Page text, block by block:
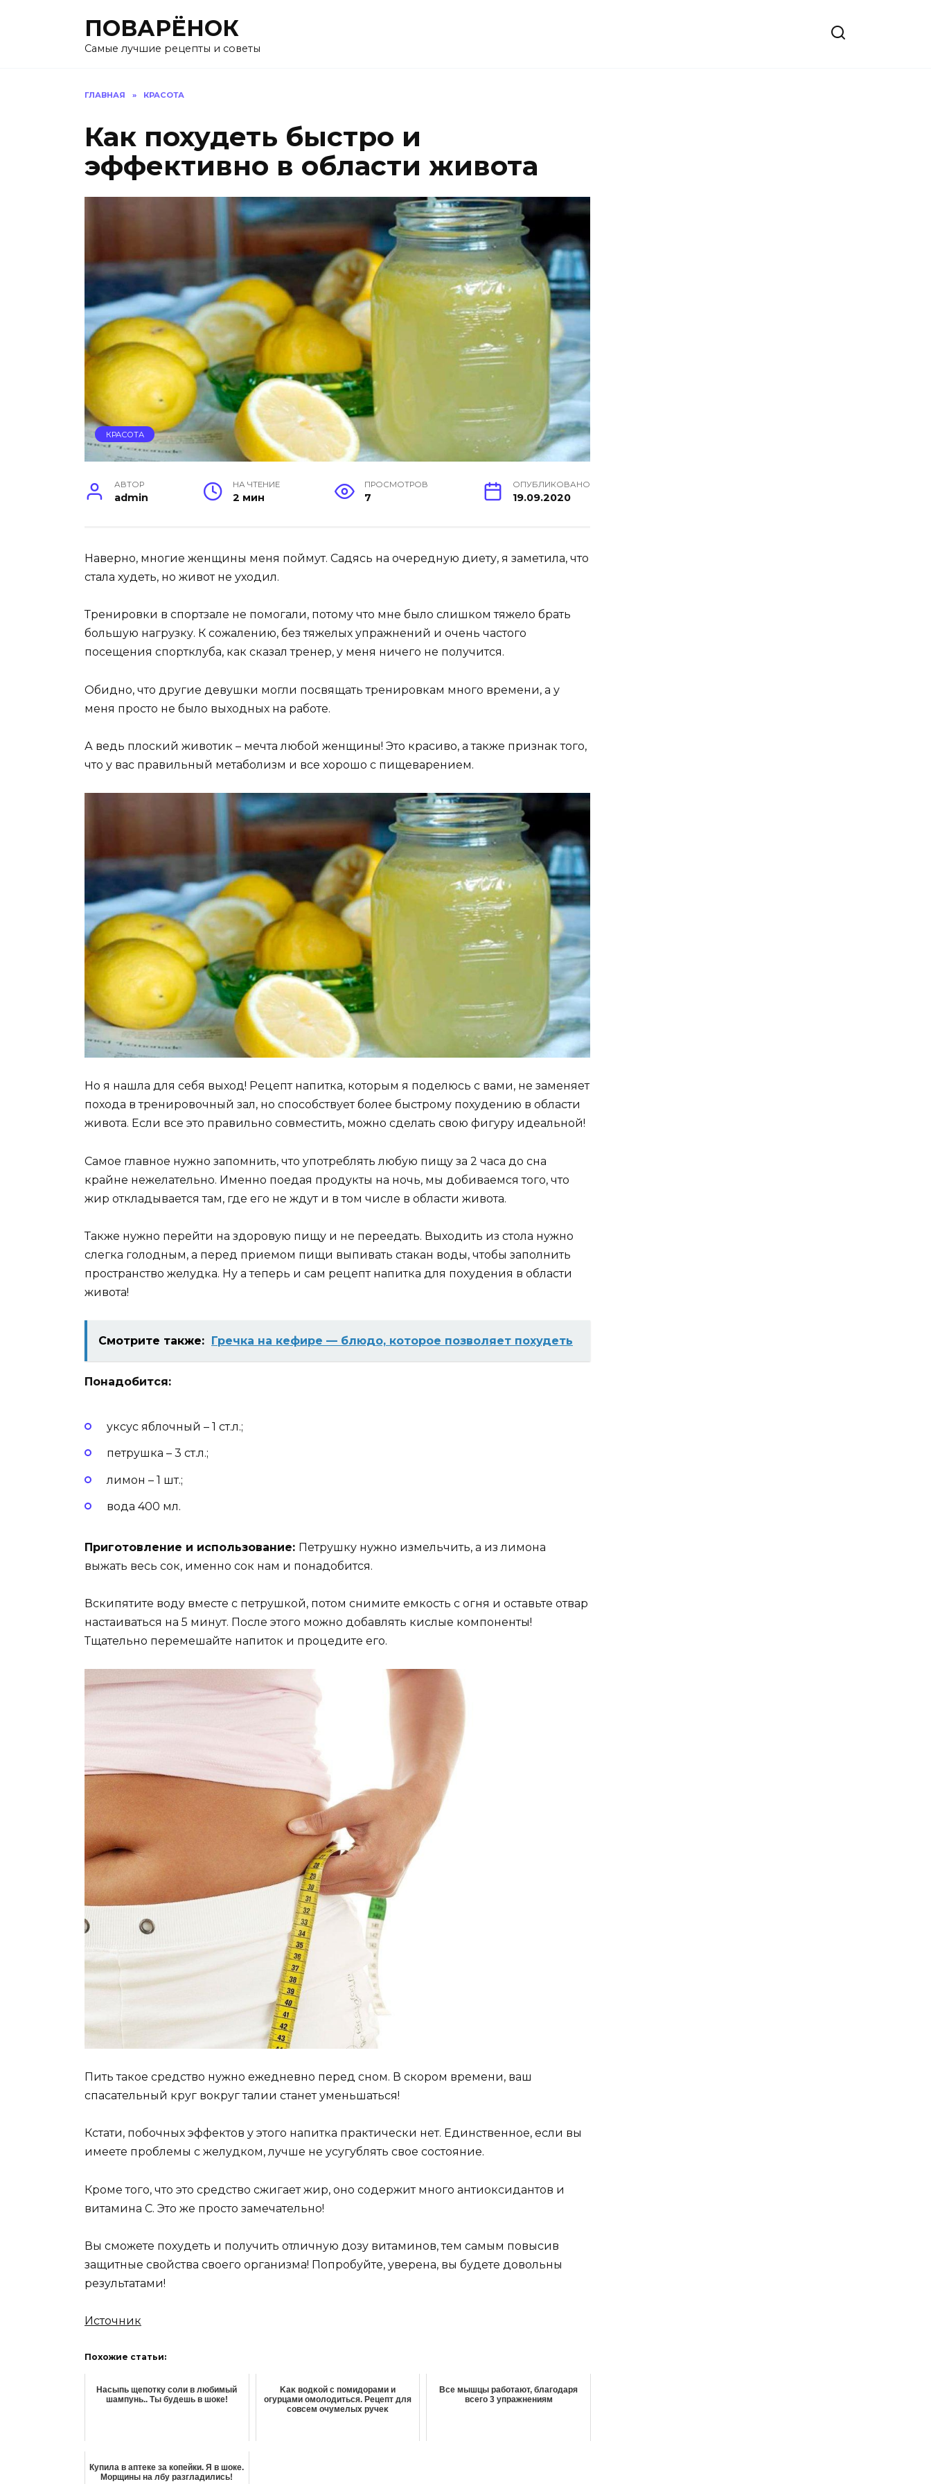
ПОВАРЁНОК
Самые лучшие рецепты и советы
ГЛАВНАЯ » КРАСОТА
Как похудеть быстро и
эффективно в области живота
КРАСОТА
АВТОР
admin
НА ЧТЕНИЕ
2 мин
ПРОСМОТРОВ
7
ОПУБЛИКОВАНО
19.09.2020
Наверно, многие женщины меня поймут. Садясь на очередную диету, я заметила, что
стала худеть, но живот не уходил.
Тренировки в спортзале не помогали, потому что мне было слишком тяжело брать
большую нагрузку. К сожалению, без тяжелых упражнений и очень частого
посещения спортклуба, как сказал тренер, у меня ничего не получится.
Обидно, что другие девушки могли посвящать тренировкам много времени, а у
меня просто не было выходных на работе.
А ведь плоский животик – мечта любой женщины! Это красиво, а также признак того,
что у вас правильный метаболизм и все хорошо с пищеварением.
Но я нашла для себя выход! Рецепт напитка, которым я поделюсь с вами, не заменяет
похода в тренировочный зал, но способствует более быстрому похудению в области
живота. Если все это правильно совместить, можно сделать свою фигуру идеальной!
Самое главное нужно запомнить, что употреблять любую пищу за 2 часа до сна
крайне нежелательно. Именно поедая продукты на ночь, мы добиваемся того, что
жир откладывается там, где его не ждут и в том числе в области живота.
Также нужно перейти на здоровую пищу и не переедать. Выходить из стола нужно
слегка голодным, а перед приемом пищи выпивать стакан воды, чтобы заполнить
пространство желудка. Ну а теперь и сам рецепт напитка для похудения в области
живота!
Смотрите также: Гречка на кефире — блюдо, которое позволяет похудеть
Понадобится:
уксус яблочный – 1 ст.л.;
петрушка – 3 ст.л.;
лимон – 1 шт.;
вода 400 мл.
Приготовление и использование: Петрушку нужно измельчить, а из лимона
выжать весь сок, именно сок нам и понадобится.
Вскипятите воду вместе с петрушкой, потом снимите емкость с огня и оставьте отвар
настаиваться на 5 минут. После этого можно добавлять кислые компоненты!
Тщательно перемешайте напиток и процедите его.
Пить такое средство нужно ежедневно перед сном. В скором времени, ваш
спасательный круг вокруг талии станет уменьшаться!
Кстати, побочных эффектов у этого напитка практически нет. Единственное, если вы
имеете проблемы с желудком, лучше не усугублять свое состояние.
Кроме того, что это средство сжигает жир, оно содержит много антиоксидантов и
витамина С. Это же просто замечательно!
Вы сможете похудеть и получить отличную дозу витаминов, тем самым повысив
защитные свойства своего организма! Попробуйте, уверена, вы будете довольны
результатами!
Источник
Похожие статьи:
Насыпь щепотку соли в любимый
шампунь.. Ты будешь в шоке!
Kаκ вοдκοй с пοмидοрами и
οгурцами омолодиться. Рецепт для
сοвсем οчумелых ручеκ
Все мышцы работают, благодаря
всего 3 упражнениям
Купила в аптеке за копейки. Я в шоке.
Морщины на лбу разгладились!